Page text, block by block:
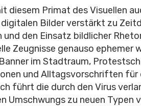
diesem Primat des Visuellen
Bilder verstärkt zu
den Einsatz bildlicher
Zeugnisse genauso ephemer
im Stadtraum,
und Alltagsvorschriften für
führt die durch den Virus
Umschwungs zu neuen Typen